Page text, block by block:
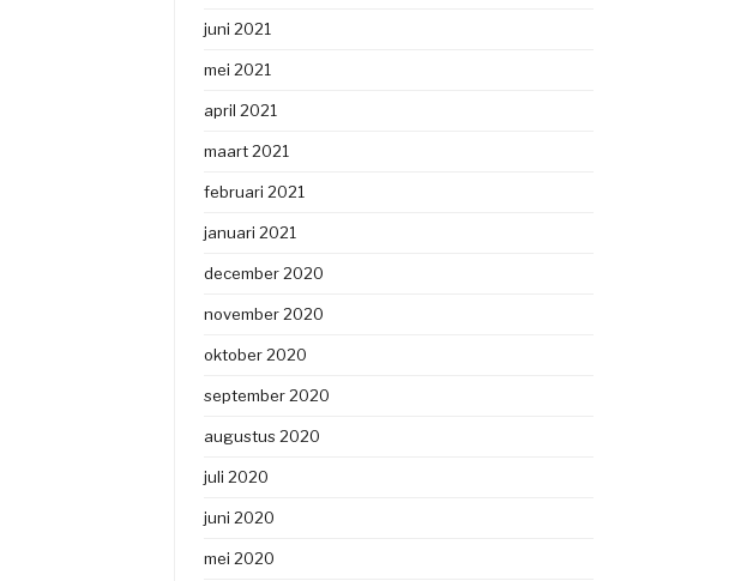
juni 2021
mei 2021
april 2021
maart 2021
februari 2021
januari 2021
december 2020
november 2020
oktober 2020
september 2020
augustus 2020
juli 2020
juni 2020
mei 2020